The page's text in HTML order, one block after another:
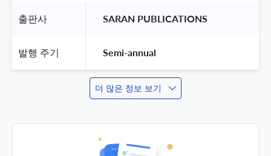
출판사 SARAN PUBLICATIONS
발행 주기 Semi-annual
더 많은 정보 보기